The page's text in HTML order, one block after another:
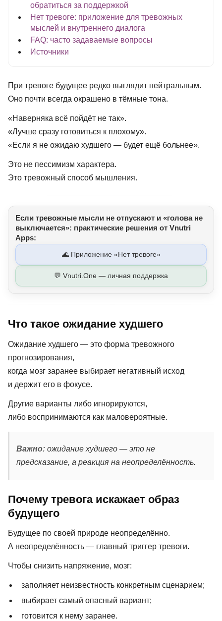
обратиться за поддержкой
Нет тревоге: приложение для тревожных
мыслей и внутреннего диалога
FAQ: часто задаваемые вопросы
Источники
При тревоге будущее редко выглядит нейтральным.
Оно почти всегда окрашено в тёмные тона.
«Наверняка всё пойдёт не так».
«Лучше сразу готовиться к плохому».
«Если я не ожидаю худшего — будет ещё больнее».
Это не пессимизм характера.
Это тревожный способ мышления.
Если тревожные мысли не отпускают и «голова не
выключается»: практические решения от Vnutri
Apps:
🌊 Приложение «Нет тревоге»
💬 Vnutri.One — личная поддержка
Что такое ожидание худшего
Ожидание худшего — это форма тревожного
прогнозирования,
когда мозг заранее выбирает негативный исход
и держит его в фокусе.
Другие варианты либо игнорируются,
либо воспринимаются как маловероятные.
Важно: ожидание худшего — это не
предсказание, а реакция на неопределённость.
Почему тревога искажает образ
будущего
Будущее по своей природе неопределённо.
А неопределённость — главный триггер тревоги.
Чтобы снизить напряжение, мозг:
заполняет неизвестность конкретным сценарием;
выбирает самый опасный вариант;
готовится к нему заранее.